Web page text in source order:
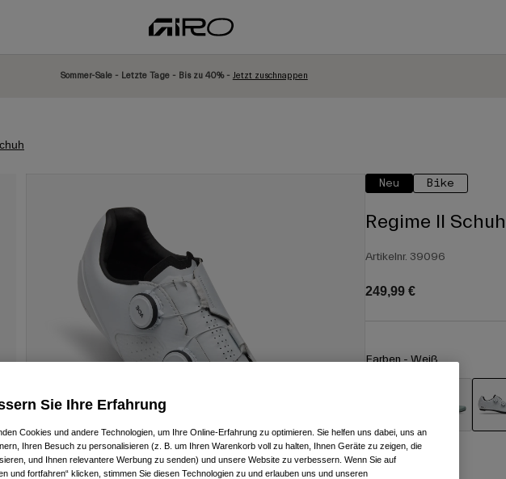
Sommer-Sale - Letzte Tage - Bis zu 40% - Jetzt zuschnappen
Neu Bike
Regime II Schuh
Artikelnr. 39096
249,99 €
Farben -Weiß
Größe
Sie Ihre Erfahrung
Cookies und andere Technologien, um Ihre Online-Erfahrung zu optimieren. Sie helfen uns dabei, uns an
Ihren Besuch zu personalisieren (z. B. um Ihren Warenkorb voll zu halten, Ihnen Geräte zu zeigen, die
und Ihnen relevantere Werbung zu senden) und unsere Website zu verbessern. Wenn Sie auf
und fortfahren“ klicken, stimmen Sie diesen Technologien zu und erlauben uns und unseren